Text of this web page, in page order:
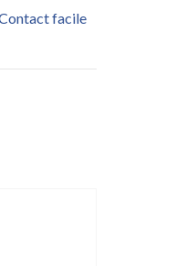
facile